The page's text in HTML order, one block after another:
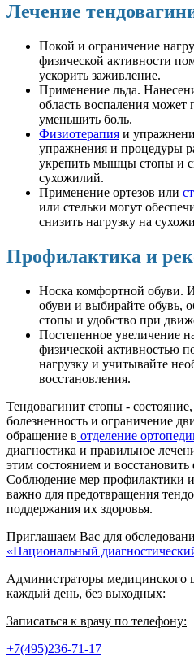
Лечение
Покой и ограничение
физической активности
ускорить заживление.
Применение льда.
область воспаления может
уменьшить боль.
Физиотерапия и
упражнения и процедуры
укрепить мышцы стопы и
сухожилий.
Применение ортезов или
или стельки могут
снизить нагрузку на
Профилактика и
Носка комфортной обуви.
обуви и выбирайте обувь,
стопы и удобство при
Постепенное увеличение
физической активностью
нагрузку и учитывайте
восстановления.
Тендовагинит стопы -
болезненность и ограничение
обращение в отделение
диагностика и правильное
этим состоянием и
Соблюдение мер профилактики
важно для предотвращения
поддержания их здоровья.
Приглашаем Вас для
«Национальный
Администраторы медицинского
каждый день, без выходных:
Записаться к врачу по телефону:
+7(495)236-71-17